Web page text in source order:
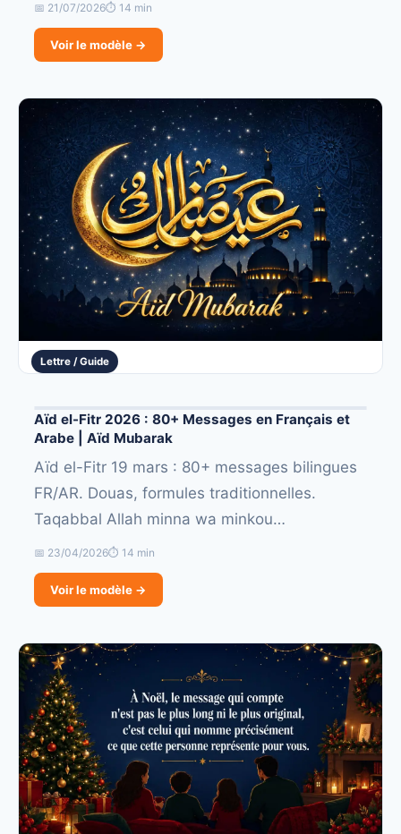
📅 21/07/2026⏱ 14 min
Voir le modèle →
Lettre / Guide
Aïd el-Fitr 2026 : 80+ Messages en Français et
Arabe | Aïd Mubarak
Aïd el-Fitr 19 mars : 80+ messages bilingues
FR/AR. Douas, formules traditionnelles.
Taqabbal Allah minna wa minkou…
📅 23/04/2026⏱ 14 min
Voir le modèle →